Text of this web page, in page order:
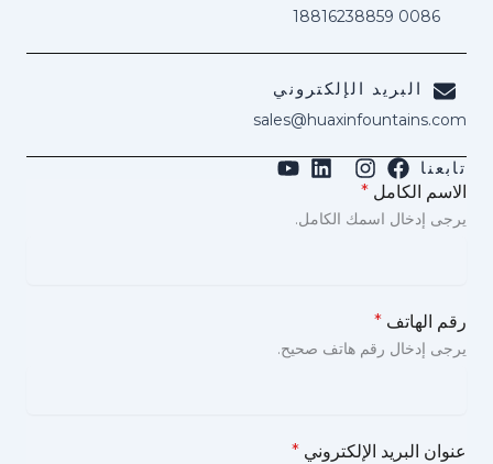
0086 18816238859
البريد الإلكتروني
sales@huaxinfountains.com
تابعنا
الاسم الكامل*
يرجى إدخال اسمك الكامل.
رقم الهاتف*
يرجى إدخال رقم هاتف صحيح.
عنوان البريد الإلكتروني*